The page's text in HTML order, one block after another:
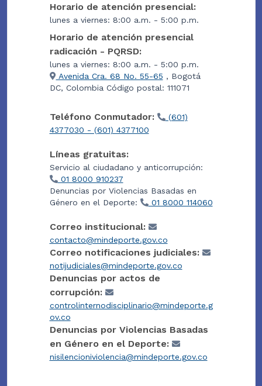
Horario de atención presencial:
lunes a viernes: 8:00 a.m. - 5:00 p.m.
Horario de atención presencial
radicación - PQRSD:
lunes a viernes: 8:00 a.m. - 5:00 p.m.
Avenida Cra. 68 No. 55-65 , Bogotá
DC, Colombia Código postal: 111071
Teléfono Conmutador:
(601)
4377030 - (601) 4377100
Líneas gratuitas:
Servicio al ciudadano y anticorrupción:
01 8000 910237
Denuncias por Violencias Basadas en
Género en el Deporte:
01 8000 114060
Correo institucional:
contacto@mindeporte.gov.co
Correo notificaciones judiciales:
notijudiciales@mindeporte.gov.co
Denuncias por actos de
corrupción:
controlinternodisciplinario@mindeporte.g
ov.co
Denuncias por Violencias Basadas
en Género en el Deporte:
nisilencioniviolencia@mindeporte.gov.co